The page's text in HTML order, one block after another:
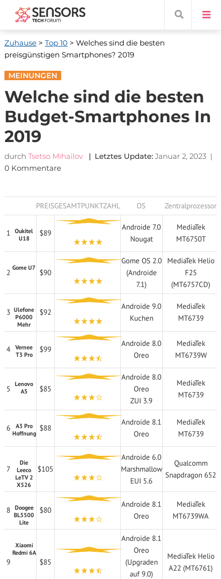
Zuhause> Top 10> Welches sind die besten
preisgünstigen Smartphones? 2019
MEINUNGEN
Welche sind die besten
Budget-Smartphones In
2019
durch Tsetso Mihailov | Letztes Update: Januar 2, 2023|
0 Kommentare
PREISGESAMTPUNKTZAHL OS Zentralprozessor
1
Oukitel
U18
$89
Androide 7.0
Nougat
MediaTek
MT6750T
2
Gome U7
$90
Gome OS 2.0
(Androide
7.1)
MediaTek Helio
F25
(MT6757CD)
3 Ulefone
P6000
Mehr
$92
Androide 9.0
Kuchen
MediaTek
MT6739
4
Vernee
T3 Pro
$99
Androide 8.0
Oreo
MediaTek
MT6739W
5
Lenovo
A5
$85
Androide 8.0
Oreo
ZUI 3.9
MediaTek
MT6739
6
A3 Pro
Hoffnung
$88
Androide 8.1
Oreo
MediaTek
MT6739
7
Die
Leeco
LeTV 2
X526
$105
Androide 6.0
Marshmallow
EUI 5.6
Qualcomm
Snapdragon 652
8
Doogee
BL5500
Lite
$80
Androide 8.1
Oreo
MediaTek
MT6739WA
9
Xiaomi
Redmi 6A
$85
Androide 8.1
Oreo
(Upgraden
auf 9.0)
MediaTek Helio
A22 (MT6761)